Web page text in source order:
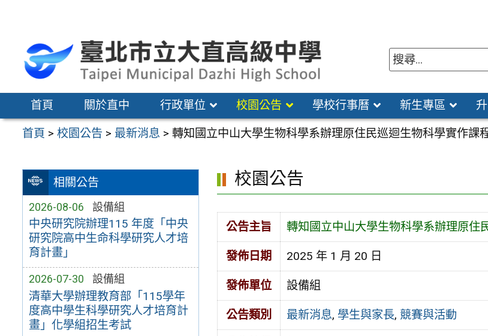
區
首頁 關於直中 行政單位 校園公告 學校行事曆 新生專區
首頁 >校園公告 > 最新消息 >轉知國立中山大學生物科學系辦理原住民巡迴生物科學實作課
相關公告
2026-08-06 設備組
中央研究院辦理115 年度「中央
研究院高中生命科學研究人才培
育計畫」
2026-07-30 設備組
清華大學辦理教育部「115學年
度高中學生科學研究人才培育計
畫」化學組招生考試
校園公告
公告主旨 轉知國立中山大學生物科學系辦理原住
發佈日期 2025 年 1 月 20 日
發佈單位 設備組
公告類別 最新消息, 學生與家長, 競賽與活動